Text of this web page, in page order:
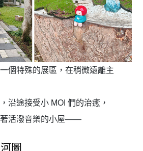
個特殊的展區，在稍微遠離主
沿途接受小 MOI 們的治癒，
著活潑音樂的小屋——
圖